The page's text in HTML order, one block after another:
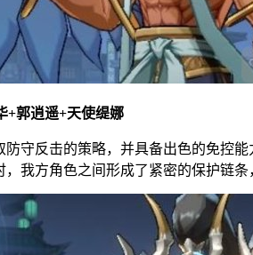
+郭逍遥+天使缇娜
防守反击的策略，并具备出色的免控
我方角色之间形成了紧密的保护链